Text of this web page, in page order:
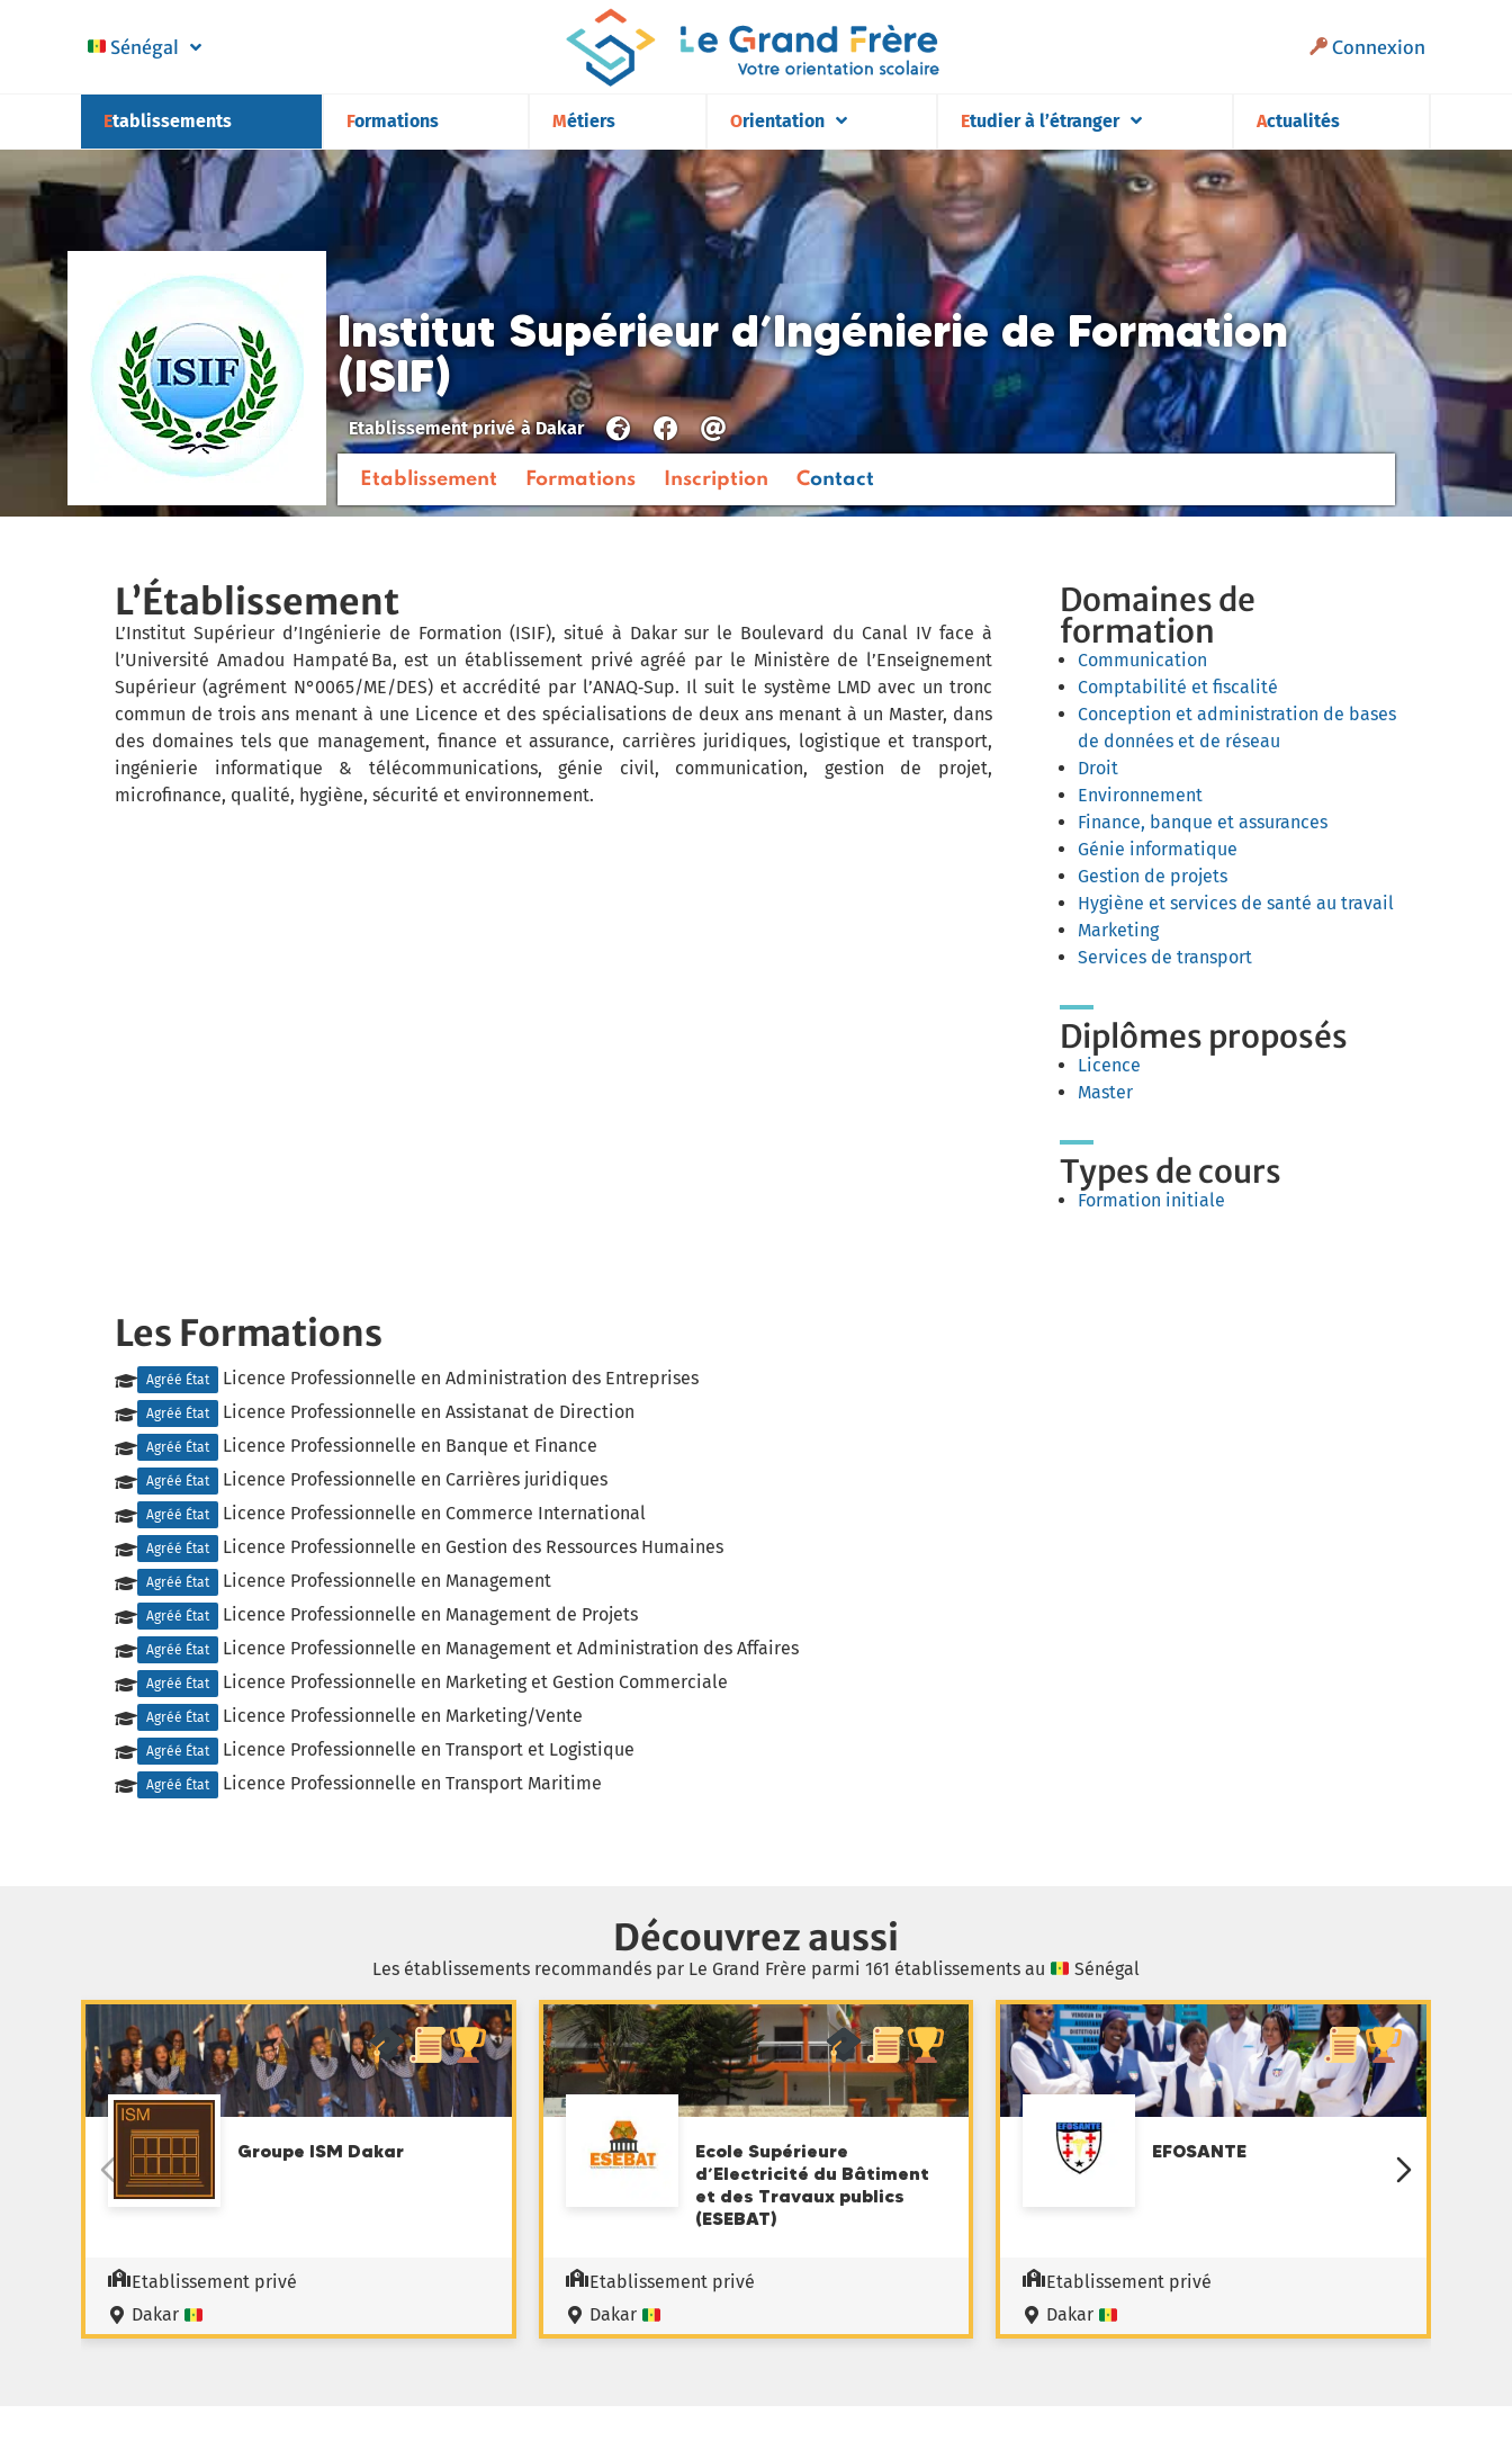
Sénégal Connexion
Etablissements Formations Métiers Orientation Etudier à l’étranger Actualités
Institut Supérieur d’Ingénierie de Formation
(ISIF)
Etablissement privé àDakar
Etablissement Formations Inscription Contact
L’Établissement
L’Institut Supérieur d’Ingénierie de Formation (ISIF), situé à Dakar sur le Boulevard du Canal IV face à
l’Université Amadou Hampaté Ba, est un établissement privé agréé par le Ministère de l’Enseignement
Supérieur (agrément N°0065/ME/DES) et accrédité par l’ANAQ‑Sup. Il suit le système LMD avec un tronc
commun de trois ans menant à une Licence et des spécialisations de deux ans menant à un Master, dans
des domaines tels que management, finance et assurance, carrières juridiques, logistique et transport,
ingénierie informatique & télécommunications, génie civil, communication, gestion de projet,
microfinance, qualité, hygiène, sécurité et environnement.
Domaines de
formation
Communication
Comptabilité et fiscalité
Conception et administration de bases
de données et de réseau
Droit
Environnement
Finance, banque et assurances
Génie informatique
Gestion de projets
Hygiène et services de santé au travail
Marketing
Services de transport
Diplômes proposés
Licence
Master
Types de cours
Formation initiale
Les Formations
Agréé État Licence Professionnelle en Administration des Entreprises
Agréé État Licence Professionnelle en Assistanat de Direction
Agréé État Licence Professionnelle en Banque et Finance
Agréé État Licence Professionnelle en Carrières juridiques
Agréé État Licence Professionnelle en Commerce International
Agréé État Licence Professionnelle en Gestion des Ressources Humaines
Agréé État Licence Professionnelle en Management
Agréé État Licence Professionnelle en Management de Projets
Agréé État Licence Professionnelle en Management et Administration des Affaires
Agréé État Licence Professionnelle en Marketing et Gestion Commerciale
Agréé État Licence Professionnelle en Marketing/Vente
Agréé État Licence Professionnelle en Transport et Logistique
Agréé État Licence Professionnelle en Transport Maritime
Découvrez aussi
Les établissements recommandés par Le Grand Frère parmi 161 établissements au Sénégal
Groupe ISM Dakar
Etablissement privé
Dakar
Ecole Supérieure
d’Electricité du Bâtiment
et des Travaux publics
(ESEBAT)
Etablissement privé
Dakar
EFOSANTE
Etablissement privé
Dakar